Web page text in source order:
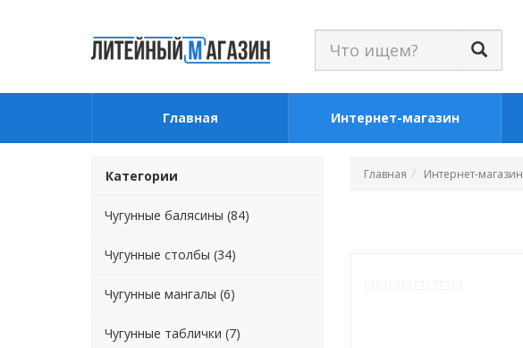
Главная Интернет-магазин
Категории
Чугунные балясины (84)
Чугунные столбы (34)
Чугунные мангалы (6)
Чугунные таблички (7)
Главная Интернет-магазин